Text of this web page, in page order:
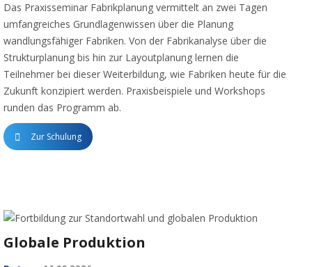
Das Praxisseminar Fabrikplanung vermittelt an zwei Tagen
umfangreiches Grundlagenwissen über die Planung
wandlungsfähiger Fabriken. Von der Fabrikanalyse über die
Strukturplanung bis hin zur Layoutplanung lernen die
Teilnehmer bei dieser Weiterbildung, wie Fabriken heute für die
Zukunft konzipiert werden. Praxisbeispiele und Workshops
runden das Programm ab.
Zur Schulung
Globale Produktion